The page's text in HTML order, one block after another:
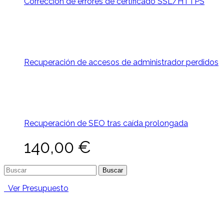
Recuperación de accesos de administrador perdidos
Recuperación de SEO tras caída prolongada
140,00 €
Buscar:
Ver Presupuesto